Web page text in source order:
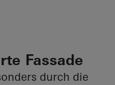
Fassade
durch die